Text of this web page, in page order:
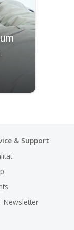
& Support
Newsletter